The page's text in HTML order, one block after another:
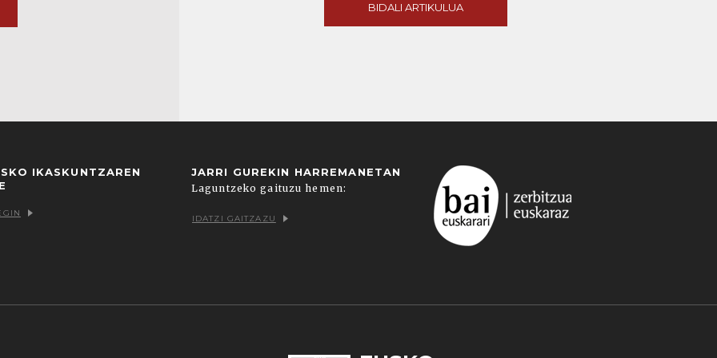
BIDALI ARTIKULUA
IKASKUNTZAREN
JARRI GUREKIN HARREMANETAN
Laguntzeko gaituzu hemen:
IDATZI GAITZAZU